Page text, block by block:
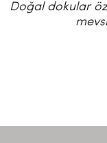
Doğal dokular